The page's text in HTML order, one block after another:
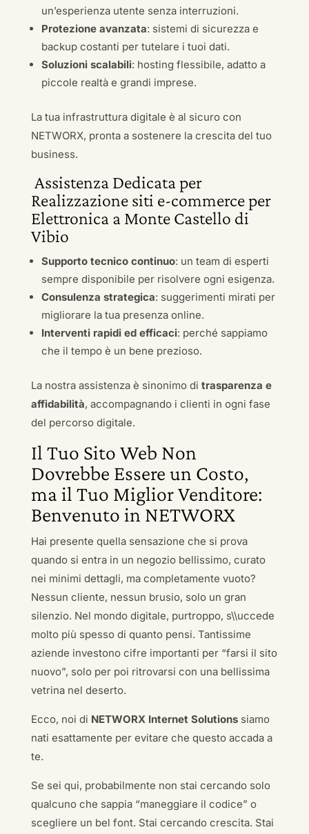
un’esperienza utente senza interruzioni.
Protezione avanzata: sistemi di sicurezza e
backup costanti per tutelare i tuoi dati.
Soluzioni scalabili: hosting flessibile, adatto a
piccole realtà e grandi imprese.
La tua infrastruttura digitale è al sicuro con
NETWORX, pronta a sostenere la crescita del tuo
business.
Assistenza Dedicata per
Realizzazione siti e-commerce per
Elettronica a Monte Castello di
Vibio
Supporto tecnico continuo: un team di esperti
sempre disponibile per risolvere ogni esigenza.
Consulenza strategica: suggerimenti mirati per
migliorare la tua presenza online.
Interventi rapidi ed efficaci: perché sappiamo
che il tempo è un bene prezioso.
La nostra assistenza è sinonimo di trasparenza e
affidabilità, accompagnando i clienti in ogni fase
del percorso digitale.
Il Tuo Sito Web Non
Dovrebbe Essere un Costo,
ma il Tuo Miglior Venditore:
Benvenuto in NETWORX
Hai presente quella sensazione che si prova
quando si entra in un negozio bellissimo, curato
nei minimi dettagli, ma completamente vuoto?
Nessun cliente, nessun brusio, solo un gran
silenzio. Nel mondo digitale, purtroppo, s\\uccede
molto più spesso di quanto pensi. Tantissime
aziende investono cifre importanti per “farsi il sito
nuovo”, solo per poi ritrovarsi con una bellissima
vetrina nel deserto.
Ecco, noi di NETWORX Internet Solutionssiamo
nati esattamente per evitare che questo accada a
te.
Se sei qui, probabilmente non stai cercando solo
qualcuno che sappia “maneggiare il codice” o
scegliere un bel font. Stai cercando crescita. Stai